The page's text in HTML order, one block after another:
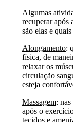
Algumas
recuperar após
são elas e
Alongamento:
física, de
relaxar os
circulação
esteja
Massagem: nas
após o
tecidos e